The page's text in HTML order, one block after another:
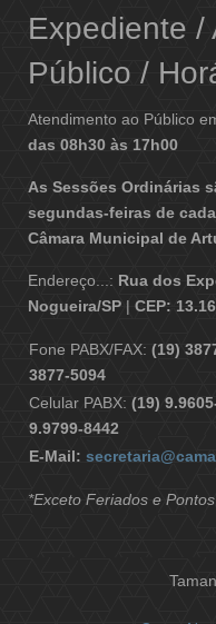
Expediente /
Público /
Atendimento ao Público
das 08h30 às 17h00
As Sessões Ordinárias
segundas-feiras de
Câmara Municipal de
Endereço...: Rua dos
Nogueira/SP | CEP:
Fone PABX/FAX: (19)
3877-5094
Celular PABX: (19)
9.9799-8442
E-Mail:
*Exceto Feriados e